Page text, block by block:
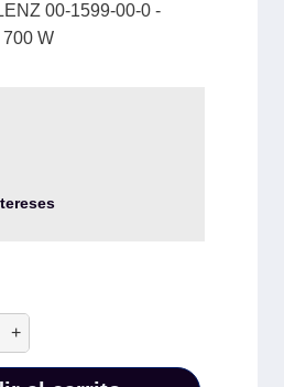
00-1599-00-0 -
700 W
+